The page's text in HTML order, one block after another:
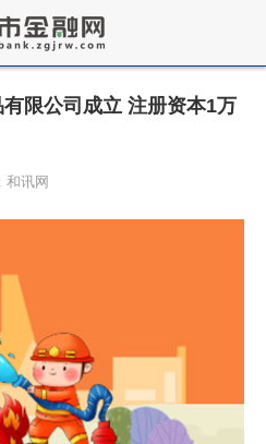
有限公司成立 注册资本1万
和讯网